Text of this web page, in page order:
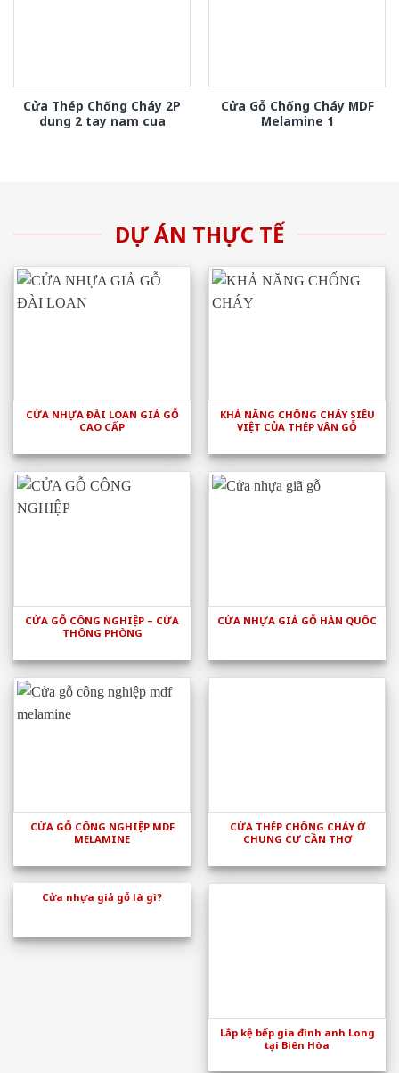
Cửa Thép Chống Cháy 2P
dung 2 tay nam cua
Cửa Gỗ Chống Cháy MDF
Melamine 1
DỰ ÁN THỰC TẾ
CỬA NHỰA ĐÀI LOAN GIẢ GỖ
CAO CẤP
KHẢ NĂNG CHỐNG CHÁY SIÊU
VIỆT CỦA THÉP VÂN GỖ
CỬA GỖ CÔNG NGHIỆP – CỬA
THÔNG PHÒNG
CỬA NHỰA GIẢ GỖ HÀN QUỐC
CỬA GỖ CÔNG NGHIỆP MDF
MELAMINE
CỬA THÉP CHỐNG CHÁY Ở
CHUNG CƯ CẦN THƠ
Cửa nhựa giả gỗ là gì?
Lắp kệ bếp gia đình anh Long
tại Biên Hòa